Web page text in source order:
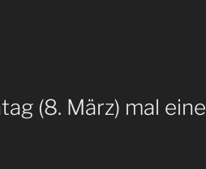
(8. März) mal eine